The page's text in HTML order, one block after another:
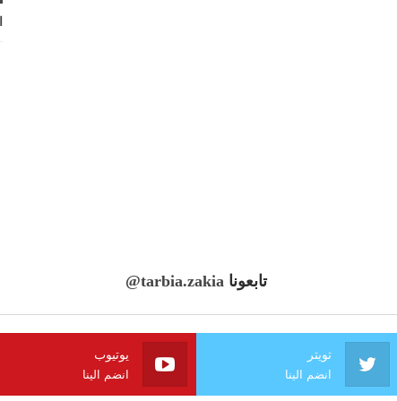
تابعونا @tarbia.zakia
تويتر
انضم الينا
يوتيوب
انضم الينا